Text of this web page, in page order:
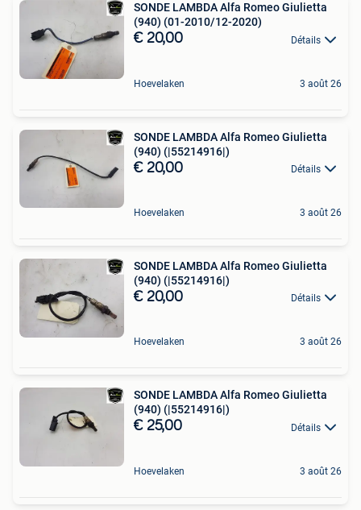
SONDE LAMBDA Alfa Romeo Giulietta
(940) (01-2010/12-2020)
€ 20,00 Détails
Hoevelaken 3 août 26
SONDE LAMBDA Alfa Romeo Giulietta
(940) (|55214916|)
€ 20,00 Détails
Hoevelaken 3 août 26
SONDE LAMBDA Alfa Romeo Giulietta
(940) (|55214916|)
€ 20,00 Détails
Hoevelaken 3 août 26
SONDE LAMBDA Alfa Romeo Giulietta
(940) (|55214916|)
€ 25,00 Détails
Hoevelaken 3 août 26